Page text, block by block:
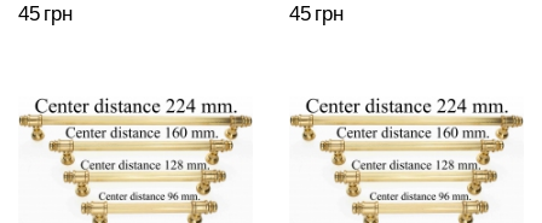
45 грн 45 грн